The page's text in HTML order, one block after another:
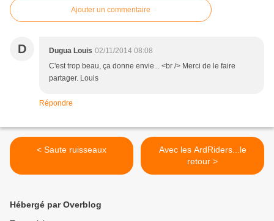
Ajouter un commentaire
D Dugua Louis 02/11/2014 08:08
C'est trop beau, ça donne envie... <br /> Merci de le faire
partager. Louis
Répondre
< Saute ruisseaux
Avec les ArdRiders...le
retour >
Hébergé par Overblog